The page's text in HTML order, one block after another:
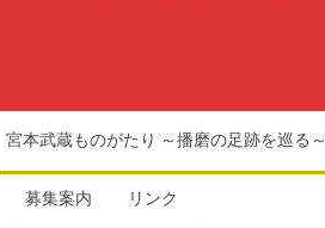
宮本武蔵ものがたり ～播磨の足跡を巡る～
募集案内 リンク